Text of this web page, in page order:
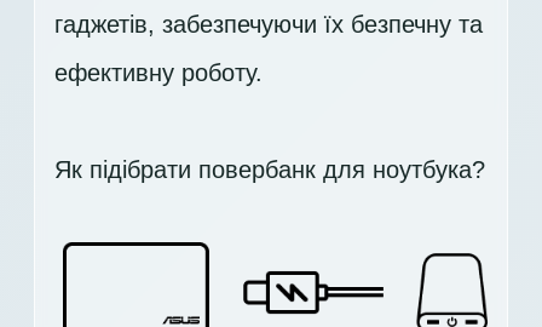
гаджетів, забезпечуючи їх безпечну та
ефективну роботу.
Як підібрати повербанк для ноутбука?